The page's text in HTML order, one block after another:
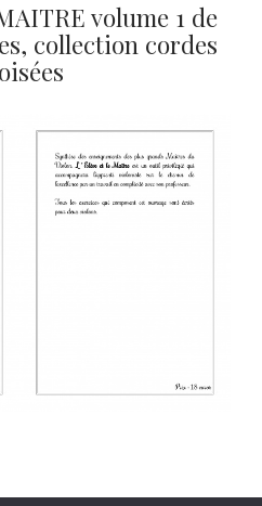
volume 1 de
collection cordes